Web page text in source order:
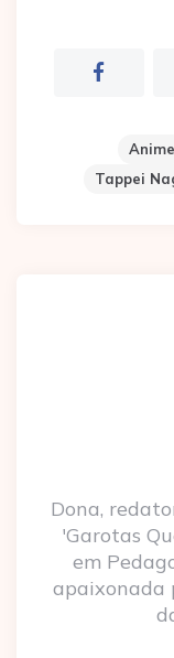
Anime
Tappei
Dona,
'Garotas
em
apaixonada